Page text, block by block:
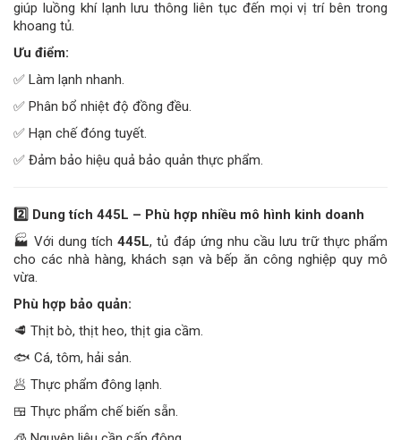
giúp luồng khí lạnh lưu thông liên tục đến mọi vị trí bên trong
khoang tủ.
Ưu điểm:
✅ Làm lạnh nhanh.
✅ Phân bổ nhiệt độ đồng đều.
✅ Hạn chế đóng tuyết.
✅ Đảm bảo hiệu quả bảo quản thực phẩm.
2️ Dung tích 445L – Phù hợp nhiều mô hình kinh doanh
🏭 Với dung tích445L, tủ đáp ứng nhu cầu lưu trữ thực phẩm
cho các nhà hàng, khách sạn và bếp ăn công nghiệp quy mô
vừa.
Phù hợp bảo quản:
🥩 Thịt bò, thịt heo, thịt gia cầm.
🐟 Cá, tôm, hải sản.
🥟 Thực phẩm đông lạnh.
🍱 Thực phẩm chế biến sẵn.